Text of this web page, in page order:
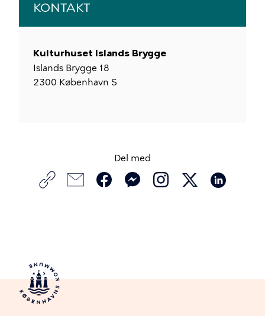
KONTAKT
Kulturhuset Islands Brygge
Islands Brygge 18
2300 København S
Del med